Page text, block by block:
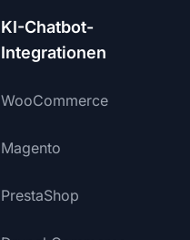
KI-Chatbot-
Integrationen
WooCommerce
Magento
PrestaShop